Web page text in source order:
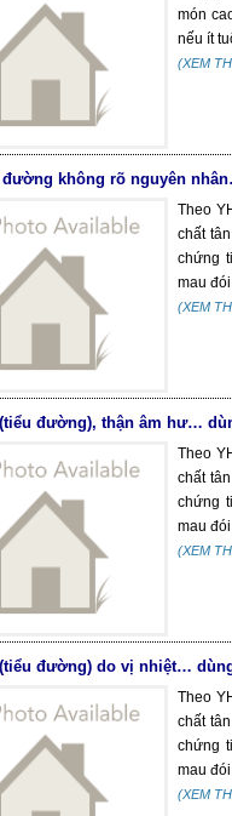
món
nếu ít
(XEM
không rõ nguyên
Theo
chất
chứng
mau
(XEM
đường), thận âm hư…
Theo
chất
chứng
mau
(XEM
đường) do vị nhiệt…
Theo
chất
chứng
mau
(XEM